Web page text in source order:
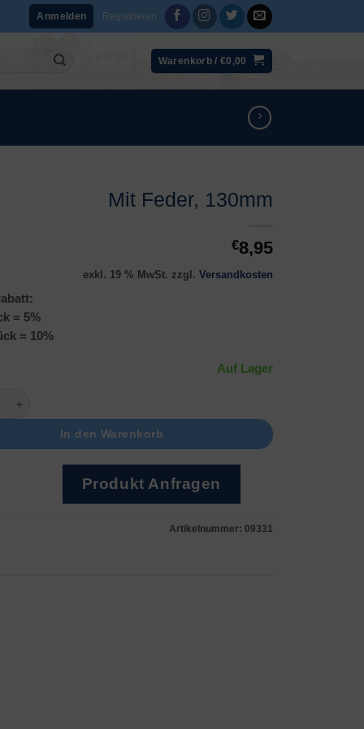
Anmelden Registrieren
Warenkorb /€0,00
Mit Feder, 130mm
€8,95
exkl. 19 % MwSt. zzgl. Versandkosten
= 5%
= 10%
Auf Lager
In den Warenkorb
Produkt Anfragen
Artikelnummer: 09331